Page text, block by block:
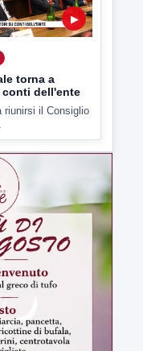
▶
torna a
dell'ente
riunirsi il Consiglio